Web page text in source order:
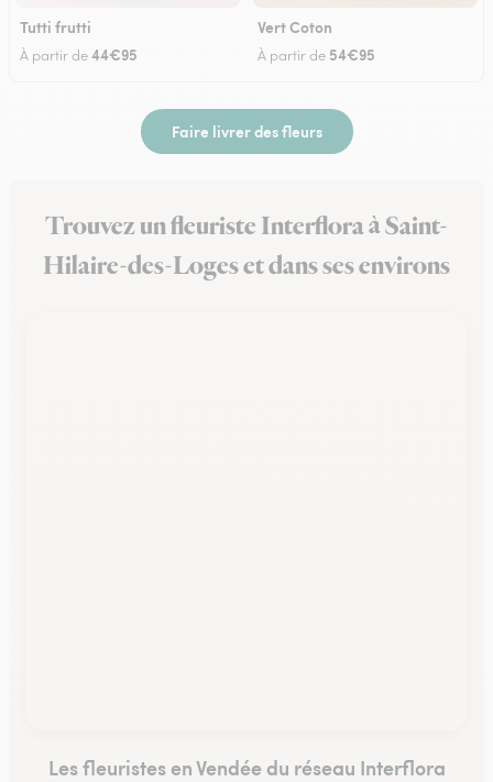
Tutti frutti
À partir de44€95
Vert Coton
À partir de 54€95
Faire livrer des fleurs
Trouvez un fleuriste Interflora à Saint-
Hilaire-des-Loges et dans ses environs
Les fleuristes en Vendée du réseau Interflora